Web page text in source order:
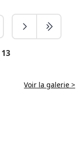
13
Voir la galerie >